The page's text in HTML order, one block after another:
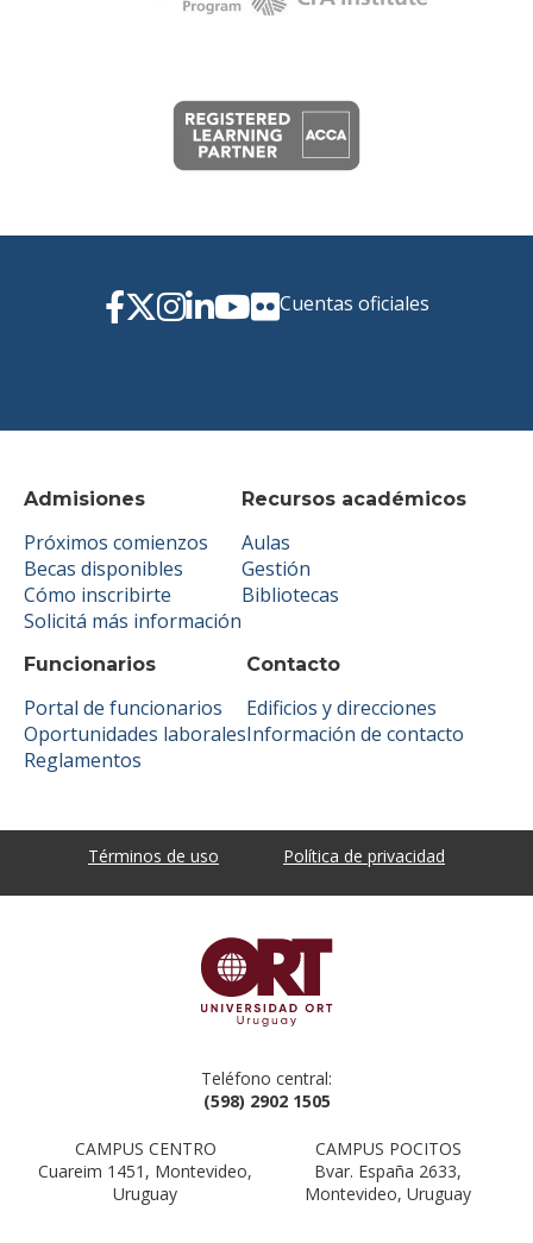
Admisiones
Próximos comienzos
Becas disponibles
Cómo inscribirte
Solicitá más información
Recursos académicos
Aulas
Gestión
Bibliotecas
Funcionarios
Portal de funcionarios
Oportunidades laborales
Reglamentos
Contacto
Edificios y direcciones
Información de contacto
Cuentas oficiales
Términos de uso Política de privacidad
Teléfono central:
(598) 2902 1505
CAMPUS CENTRO
Cuareim 1451, Montevideo,
Uruguay
CAMPUS POCITOS
Bvar. España 2633,
Montevideo, Uruguay